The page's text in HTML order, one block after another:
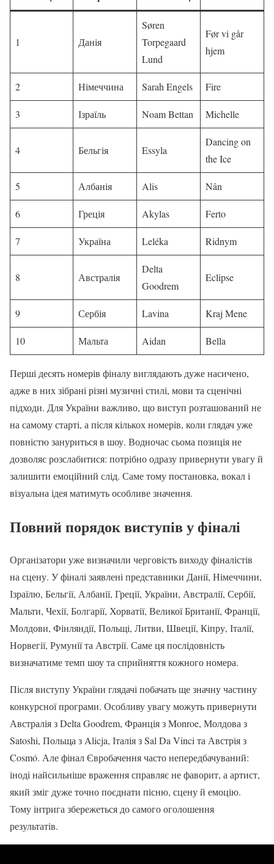
1 Данія
Søren
Torpegaard
Lund
Før vi går
hjem
2 Німеччина Sarah Engels Fire
3 Ізраїль Noam Bettan Michelle
4 Бельгія Essyla
Dancing on
the Ice
5 Албанія Alis Nân
6 Греція Akylas Ferto
7 Україна Leléka Ridnym
8 Австралія
Delta
Goodrem
Eclipse
9 Сербія Lavina Kraj Mene
10 Мальта Aidan Bella
Перші десять номерів фіналу виглядають дуже насичено,
адже в них зібрані різні музичні стилі, мови та сценічні
підходи. Для України важливо, що виступ розташований не
на самому старті, а після кількох номерів, коли глядач уже
повністю зануриться в шоу. Водночас сьома позиція не
дозволяє розслабитися: потрібно одразу привернути увагу й
залишити емоційний слід. Саме тому постановка, вокал і
візуальна ідея матимуть особливе значення.
Повний порядок виступів у фіналі
Організатори уже визначили черговість виходу фіналістів
на сцену. У фіналі заявлені представники Данії, Німеччини,
Ізраїлю, Бельгії, Албанії, Греції, України, Австралії, Сербії,
Мальти, Чехії, Болгарії, Хорватії, Великої Британії, Франції,
Молдови, Фінляндії, Польщі, Литви, Швеції, Кіпру, Італії,
Норвегії, Румунії та Австрії. Саме ця послідовність
визначатиме темп шоу та сприйняття кожного номера.
Після виступу України глядачі побачать ще значну частину
конкурсної програми. Особливу увагу можуть привернути
Австралія з Delta Goodrem, Франція з Monroe, Молдова з
Satoshi, Польща з Alicja, Італія з Sal Da Vinci та Австрія з
Cosmó. Але фінал Євробачення часто непередбачуваний:
іноді найсильніше враження справляє не фаворит, а артист,
який зміг дуже точно поєднати пісню, сцену й емоцію.
Тому інтрига збережеться до самого оголошення
результатів.